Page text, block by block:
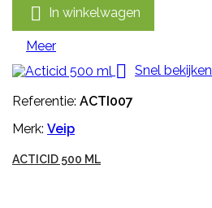
 In winkelwagen
Meer
 Snel bekijken
Referentie: ACTI007
Merk: Veip
ACTICID 500 ML